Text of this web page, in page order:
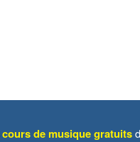
cours de musique gratuits